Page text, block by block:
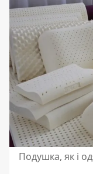
Подушка, як і